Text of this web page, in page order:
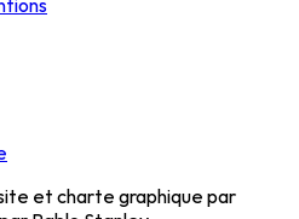
et charte graphique par